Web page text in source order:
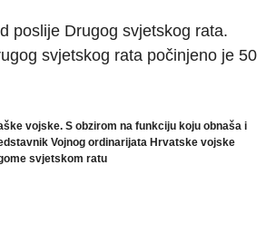
poslije Drugog svjetskog rata.
svjetskog rata počinjeno je 50
vojske. S obzirom na funkciju koju obnaša i
Vojnog ordinarijata Hrvatske vojske
svjetskom ratu